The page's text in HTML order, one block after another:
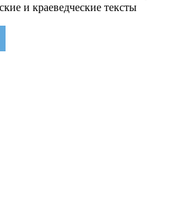
и краеведческие тексты